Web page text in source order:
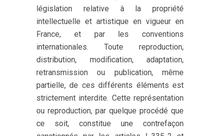
législation relative à la propriété
intellectuelle et artistique en vigueur en
France, et par les conventions
internationales. Toute reproduction,
distribution, modification, adaptation,
retransmission ou publication, même
partielle, de ces différents éléments est
strictement interdite. Cette représentation
ou reproduction, par quelque procédé que
ce soit, constitue une contrefaçon